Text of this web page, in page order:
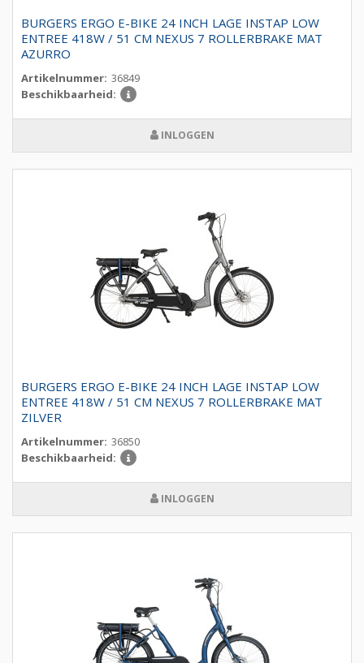
BURGERS ERGO E-BIKE 24 INCH LAGE INSTAP LOW
ENTREE 418W / 51 CM NEXUS 7 ROLLERBRAKE MAT
AZURRO
Artikelnummer: 36849
Beschikbaarheid:
INLOGGEN
BURGERS ERGO E-BIKE 24 INCH LAGE INSTAP LOW
ENTREE 418W / 51 CM NEXUS 7 ROLLERBRAKE MAT
ZILVER
Artikelnummer: 36850
Beschikbaarheid:
INLOGGEN